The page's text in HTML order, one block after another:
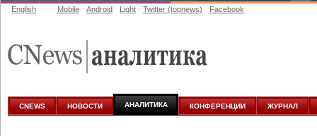
аналитике
English Mobile Android Light Twitter (topnews) Facebook
CNEWS НОВОСТИ АНАЛИТИКА КОНФЕРЕНЦИИ ЖУРНАЛ